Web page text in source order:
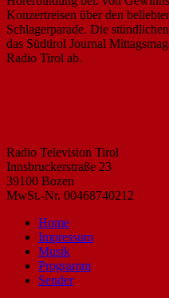
Konzertreisen über den
Schlagerparade. Die
das Südtirol Journal
Radio Tirol ab.
Radio Television Tirol
Innsbruckerstraße 23
39100 Bozen
MwSt.-Nr. 00468740212
Home
Impressum
Musik
Programm
Sender